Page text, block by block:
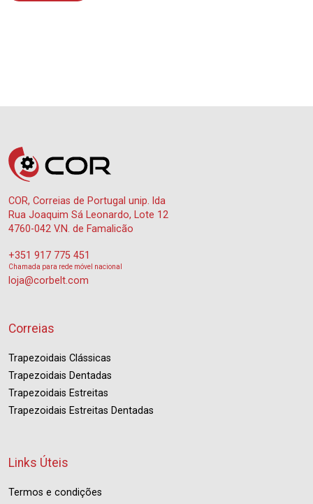
COR, Correias de Portugal unip. lda
Rua Joaquim Sá Leonardo, Lote 12
4760-042 V.N. de Famalicão
+351 917 775 451
Chamada para rede móvel nacional
loja@corbelt.com
Correias
Trapezoidais Clássicas
Trapezoidais Dentadas
Trapezoidais Estreitas
Trapezoidais Estreitas Dentadas
Links Úteis
Termos e condições